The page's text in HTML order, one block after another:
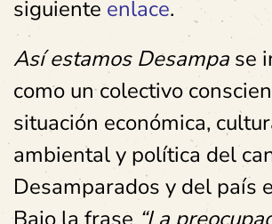
siguiente enlace.
Así estamos Desampa se
como un colectivo
situación económica,
ambiental y política del
Desamparados y del país